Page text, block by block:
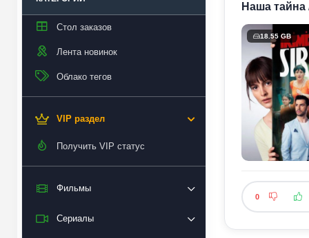
Стол заказов
Лента новинок
Облако тегов
VIP раздел
Получить VIP статус
Фильмы
Сериалы
Наша тайна
18.55 GB
0